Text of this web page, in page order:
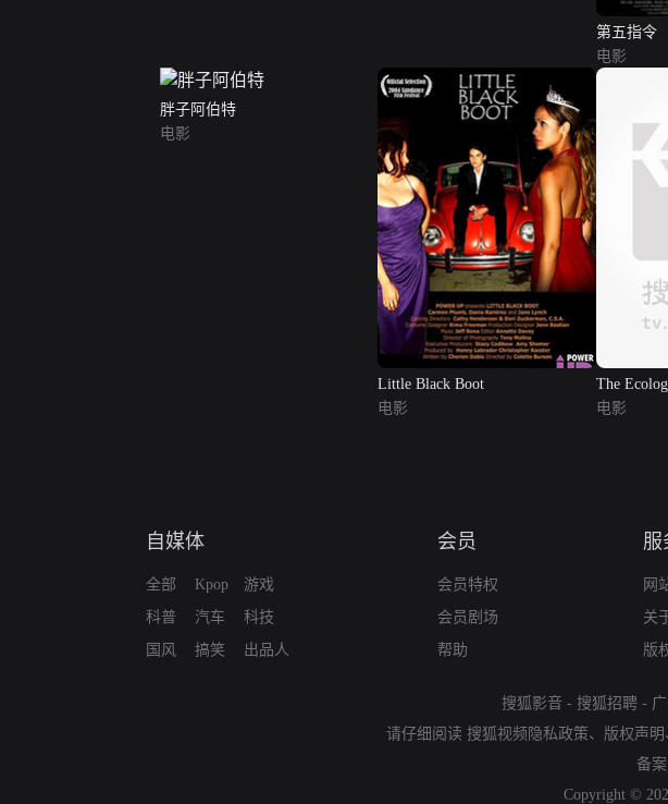
第五指令
电影
胖子阿伯特
电影
Little Black Boot
电影
The
电影
自媒体
全部
科普
国风
Kpop
汽车
搞笑
游戏
科技
出品人
会员
会员特权
会员剧场
帮助
服
网
关
版
搜狐影音 - 搜狐招聘 -
请仔细阅读 搜狐视频隐私政策、 版权声明
备案
Copyright ©